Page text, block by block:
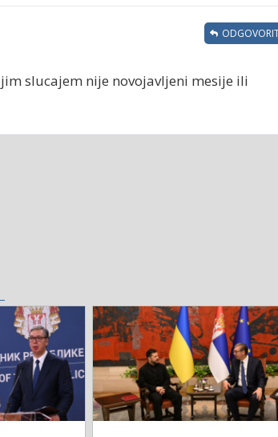
slucajem nije novojavljeni mesije ili